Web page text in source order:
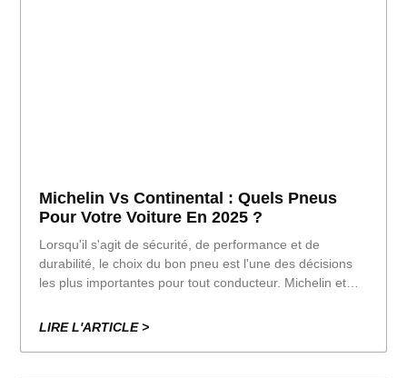
Michelin Vs Continental : Quels Pneus
Pour Votre Voiture En 2025 ?
Lorsqu'il s'agit de sécurité, de performance et de
durabilité, le choix du bon pneu est l'une des décisions
les plus importantes pour tout conducteur. Michelin et
dans le monde de l'automobile. Toutes deux ont des
LIRE L'ARTICLE >